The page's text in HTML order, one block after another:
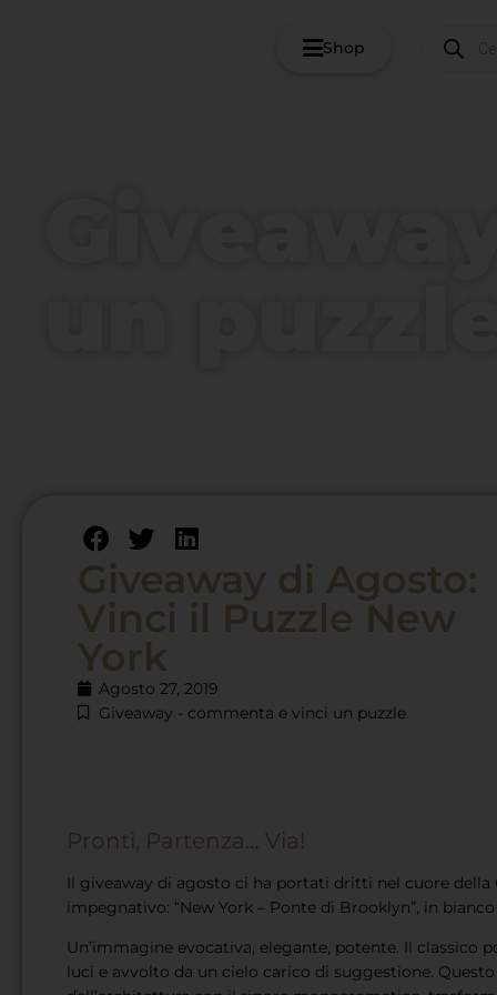
Shop
Giveaway di Agosto:
Vinci il Puzzle New
York
Agosto 27, 2019
Giveaway - commenta e vinci un puzzle
Pronti, Partenza… Via!
Il giveaway di agosto ci ha portati dritti nel cuore
impegnativo: “New York – Ponte di Brooklyn”, in bianco
Un’immagine evocativa, elegante, potente. Il
luci e avvolto da un cielo carico di suggestione.